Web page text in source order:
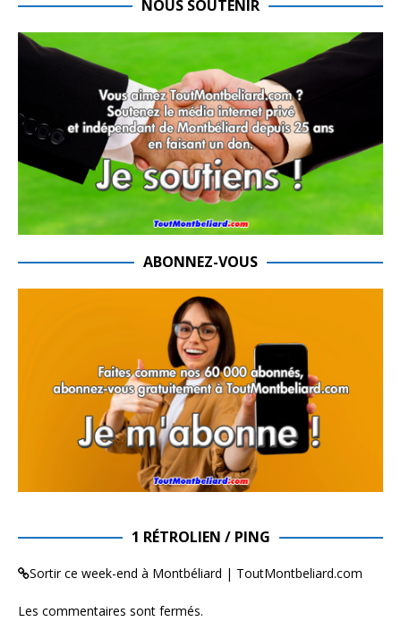
NOUS SOUTENIR
ABONNEZ-VOUS
1 RÉTROLIEN / PING
Sortir ce week-end à Montbéliard | ToutMontbeliard.com
Les commentaires sont fermés.